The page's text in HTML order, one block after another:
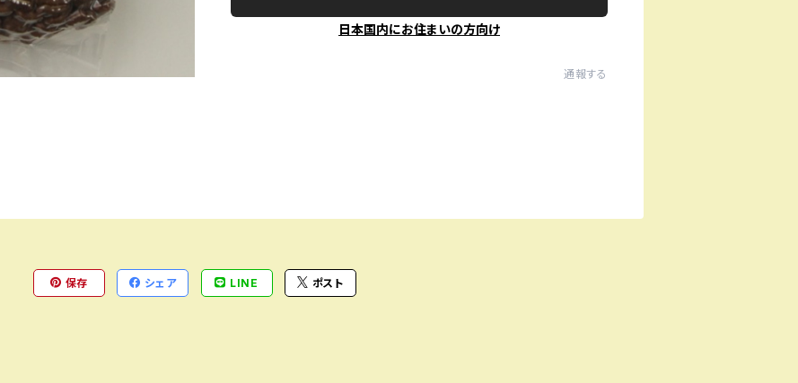
日本国内にお住まいの方向け
通報する
保存 シェア LINE ポスト